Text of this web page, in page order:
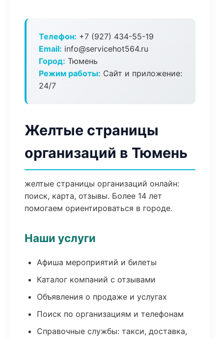
Телефон: +7 (927) 434-55-19
Email: info@servicehot564.ru
Город: Тюмень
Режим работы: Сайт и приложение:
24/7
Желтые страницы
организаций в Тюмень
желтые страницы организаций онлайн:
поиск, карта, отзывы. Более 14 лет
помогаем ориентироваться в городе.
Наши услуги
Афиша мероприятий и билеты
Каталог компаний с отзывами
Объявления о продаже и услугах
Поиск по организациям и телефонам
Справочные службы: такси, доставка,